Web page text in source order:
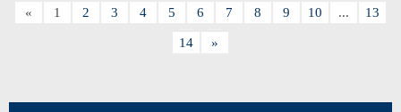
« 1 2 3 4 5 6 7 8 9 10 ... 13
14 »